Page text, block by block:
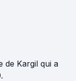
de Kargil qui a